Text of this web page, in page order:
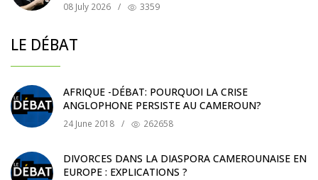
08 July 2026 / 3359
LE DÉBAT
AFRIQUE -DÉBAT: POURQUOI LA CRISE
ANGLOPHONE PERSISTE AU CAMEROUN?
24 June 2018 / 262658
DIVORCES DANS LA DIASPORA CAMEROUNAISE EN
EUROPE : EXPLICATIONS ?